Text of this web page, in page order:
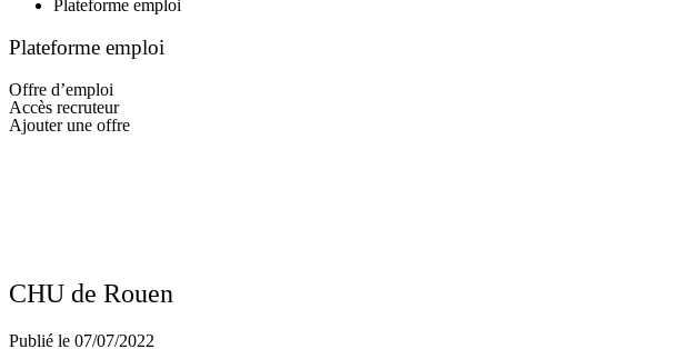
Plateforme emploi
Plateforme emploi
Offre d’emploi
Accès recruteur
Ajouter une offre
CHU de Rouen
Publié le 07/07/2022